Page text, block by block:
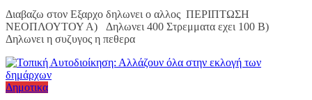
Διαβαζω στον Εξαρχο δηλωνει ο αλλος ΠΕΡΙΠΤΩΣΗ
ΝΕΟΠΛΟΥΤΟΥ Α) Δηλωνει 400 Στρεμματα εχει 100 Β)
Δηλωνει η συζυγος η πεθερα
Δημοτικα